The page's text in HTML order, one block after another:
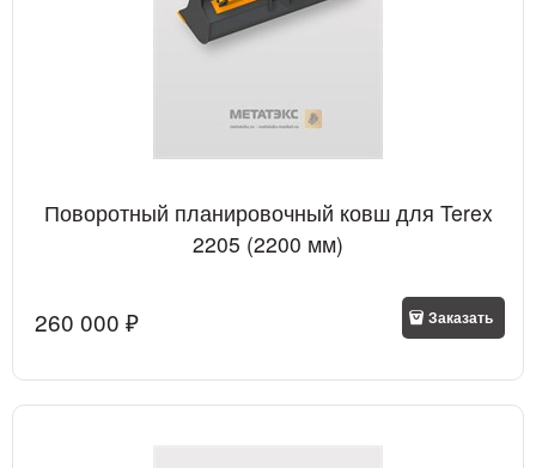
Поворотный планировочный ковш для Terex
2205 (2200 мм)
260 000 ₽ Заказать